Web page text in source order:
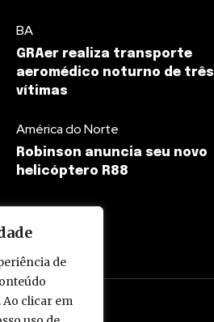
de
clicar em
BA
GRAer realiza transporte
aeromédico noturno de três
vítimas
América do Norte
Robinson anuncia seu novo
helicóptero R88
Brasil.